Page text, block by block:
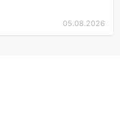
в
05.08.2026